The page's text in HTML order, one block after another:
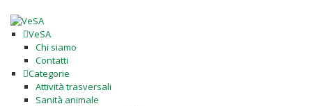
VeSA
Chi siamo
Contatti
Categorie
Attività trasversali
Sanità animale